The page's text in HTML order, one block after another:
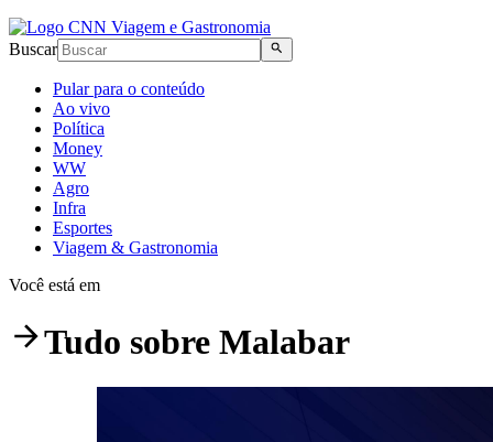
Buscar
Pular para o conteúdo
Ao vivo
Política
Money
WW
Agro
Infra
Esportes
Viagem & Gastronomia
Você está em
Tudo sobre Malabar